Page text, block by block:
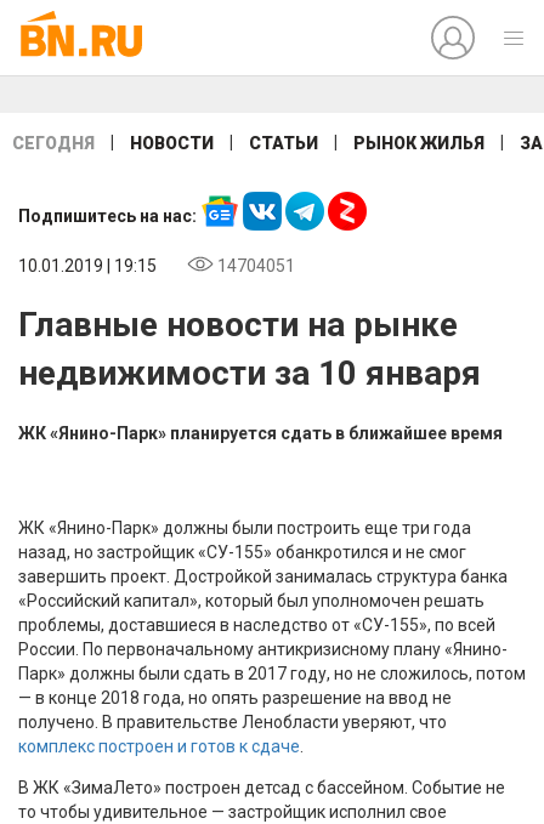
СЕГОДНЯ НОВОСТИ СТАТЬИ РЫНОК ЖИЛЬЯ
Подпишитесь на нас:
10.01.2019 | 19:15 14704051
Главные новости на рынке
недвижимости за 10 января
ЖК «Янино-Парк» планируется сдать в ближайшее время
ЖК «Янино-Парк» должны были построить еще три года
назад, но застройщик «СУ-155» обанкротился и не смог
завершить проект. Достройкой занималась структура банка
«Российский капитал», который был уполномочен решать
проблемы, доставшиеся в наследство от «СУ-155», по всей
России. По первоначальному антикризисному плану «Янино-
Парк» должны были сдать в 2017 году, но не сложилось, потом
— в конце 2018 года, но опять разрешение на ввод не
получено. В правительстве Ленобласти уверяют, что
комплекс построен и готов к сдаче
В ЖК «ЗимаЛето» построен детсад с бассейном. Событие не
то чтобы удивительное — застройщик исполнил свое